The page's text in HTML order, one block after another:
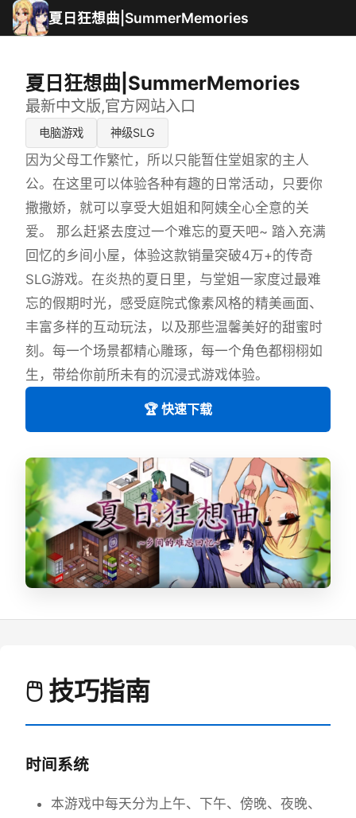
夏日狂想曲|SummerMemories
夏日狂想曲|SummerMemories
最新中文版,官方网站入口
电脑游戏 神级SLG
因为父母工作繁忙，所以只能暂住堂姐家的主人
公。在这里可以体验各种有趣的日常活动，只要你
撒撒娇，就可以享受大姐姐和阿姨全心全意的关
爱。 那么赶紧去度过一个难忘的夏天吧~ 踏入充满
回忆的乡间小屋，体验这款销量突破4万+的传奇
SLG游戏。在炎热的夏日里，与堂姐一家度过最难
忘的假期时光，感受庭院式像素风格的精美画面、
丰富多样的互动玩法，以及那些温馨美好的甜蜜时
刻。每一个场景都精心雕琢，每一个角色都栩栩如
生，带给你前所未有的沉浸式游戏体验。
🏆 快速下载
🖱️ 技巧指南
时间系统
本游戏中每天分为上午、下午、傍晚、夜晚、